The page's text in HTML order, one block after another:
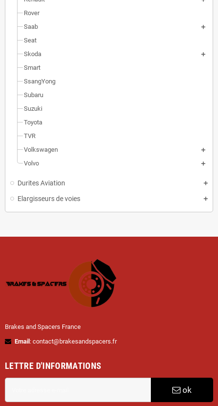
Rover
Saab
Seat
Skoda
Smart
SsangYong
Subaru
Suzuki
Toyota
TVR
Volkswagen
Volvo
Durites Aviation
Elargisseurs de voies
Brakes and Spacers France
Email : contact@brakesandspacers.fr
LETTRE D'INFORMATIONS
ok